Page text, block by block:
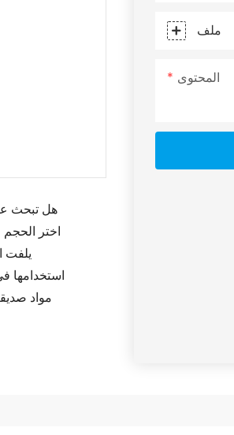
هل تبحث
اختر
يلفت
استخدامها
مواد
ملف
المحتوى